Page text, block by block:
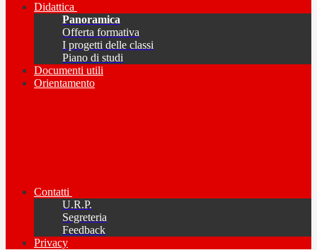
Didattica
Panoramica
Offerta formativa
I progetti delle classi
Piano di studi
Documenti utili
Orientamento
Contatti
U.R.P.
Segreteria
Feedback
Privacy